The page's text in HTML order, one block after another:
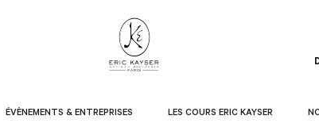
ÉVÈNEMENTS & ENTREPRISES LES COURS ERIC KAYSER